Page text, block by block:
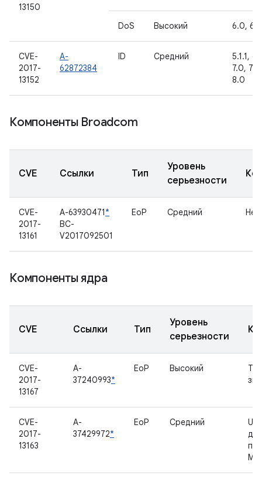
13150
DoS Высокий 6.0,
CVE-
2017-
13152
A-
62872384
ID Средний
5.1.1,
7.0,
8.0
Компоненты Broadcom
CVE Ссылки Тип
Уровень
серьезности
CVE-
2017-
13161
A-63930471*
BC-
V2017092501
EoP Средний Нет
Компоненты ядра
CVE Ссылки Тип
Уровень
серьезности
CVE-
2017-
13167
A-
37240993*
EoP Высокий
CVE-
2017-
13163
A-
37429972*
EoP Средний
для